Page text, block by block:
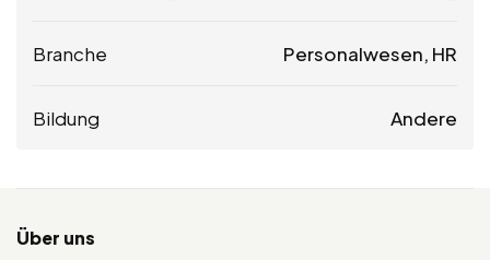
Branche Personalwesen, HR
Bildung Andere
Über uns